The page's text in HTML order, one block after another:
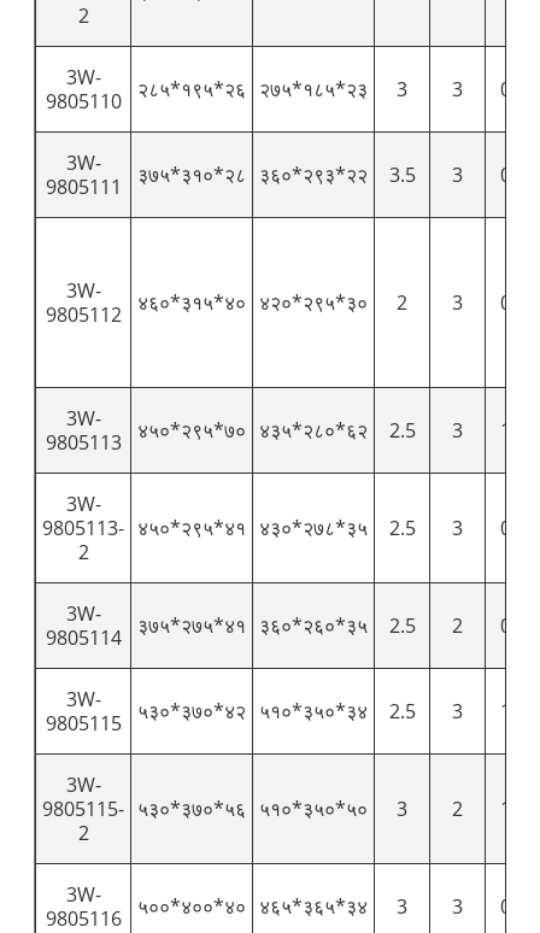
2
3W-
9805110
२८५*१९५*२६ २७५*१८५*२३ 3 3 0.26
3W-
9805111
३७५*३१०*२८ ३६०*२९३*२२ 3.5 3 0.51
3W-
9805112
४६०*३१५*४० ४२०*२९५*३० 2 3 0.73
3W-
9805113
४५०*२९५*७० ४३५*२८०*६२ 2.5 3 1.08
3W-
9805113-
2
४५०*२९५*४१ ४३०*२७८*३५ 2.5 3 0.72
3W-
9805114
३७५*२७५*४१ ३६०*२६०*३५ 2.5 2 0.51
3W-
9805115
५३०*३७०*४२ ५१०*३५०*३४ 2.5 3 1.22
3W-
9805115-
2
५३०*३७०*५६ ५१०*३५०*५० 3 2 1.07
3W-
9805116
५००*४००*४० ४६५*३६५*३४ 3 3 0.91